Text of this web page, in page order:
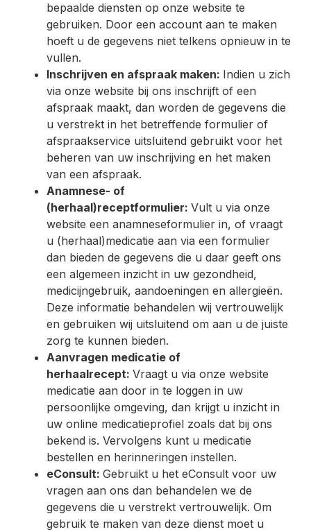
bepaalde diensten op onze website te
gebruiken. Door een account aan te maken
hoeft u de gegevens niet telkens opnieuw in te
vullen.
Inschrijven en afspraak maken: Indien u zich
via onze website bij ons inschrijft of een
afspraak maakt, dan worden de gegevens die
u verstrekt in het betreffende formulier of
afspraakservice uitsluitend gebruikt voor het
beheren van uw inschrijving en het maken
van een afspraak.
Anamnese- of
(herhaal)receptformulier: Vult u via onze
website een anamneseformulier in, of vraagt
u (herhaal)medicatie aan via een formulier
dan bieden de gegevens die u daar geeft ons
een algemeen inzicht in uw gezondheid,
medicijngebruik, aandoeningen en allergieën.
Deze informatie behandelen wij vertrouwelijk
en gebruiken wij uitsluitend om aan u de juiste
zorg te kunnen bieden.
Aanvragen medicatie of
herhaalrecept: Vraagt u via onze website
medicatie aan door in te loggen in uw
persoonlijke omgeving, dan krijgt u inzicht in
uw online medicatieprofiel zoals dat bij ons
bekend is. Vervolgens kunt u medicatie
bestellen en herinneringen instellen.
eConsult: Gebruikt u het eConsult voor uw
vragen aan ons dan behandelen we de
gegevens die u verstrekt vertrouwelijk. Om
gebruik te maken van deze dienst moet u